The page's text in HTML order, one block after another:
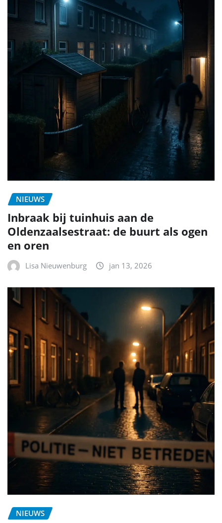
NIEUWS
Inbraak bij tuinhuis aan de
Oldenzaalsestraat: de buurt als ogen
en oren
Lisa Nieuwenburg jan 13, 2026
NIEUWS